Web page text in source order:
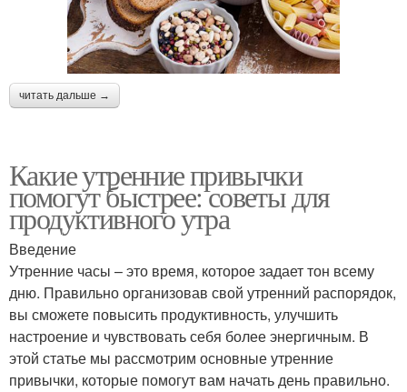
читать дальше →
Какие утренние привычки
помогут быстрее: советы для
продуктивного утра
Введение
Утренние часы – это время, которое задает тон всему
дню. Правильно организовав свой утренний распорядок,
вы сможете повысить продуктивность, улучшить
настроение и чувствовать себя более энергичным. В
этой статье мы рассмотрим основные утренние
привычки, которые помогут вам начать день правильно.